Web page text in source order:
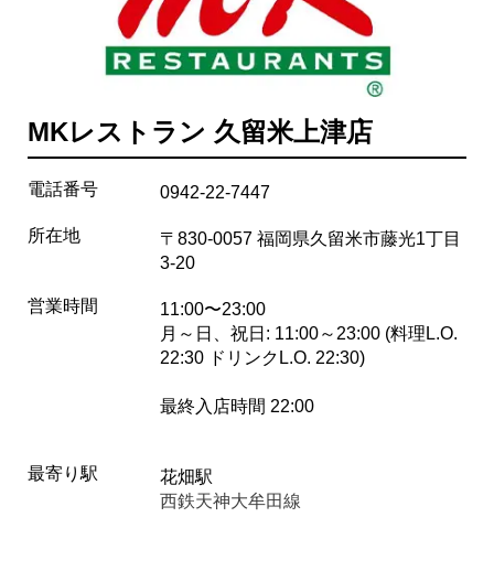
MKレストラン 久留米上津店
電話番号 0942-22-7447
所在地
〒830-0057 福岡県久留米市藤光1丁目
3-20
営業時間
11:00〜23:00
月～日、祝日: 11:00～23:00 (料理L.O.
22:30 ドリンクL.O. 22:30)
最終入店時間 22:00
最寄り駅
花畑駅
西鉄天神大牟田線